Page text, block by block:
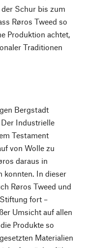
Schur bis zum
Røros Tweed so
Produktion achtet,
Traditionen
Bergstadt
Industrielle
Testament
von Wolle zu
daraus in
konnten. In dieser
Røros Tweed und
fort –
Umsicht auf allen
Produkte so
Materialien